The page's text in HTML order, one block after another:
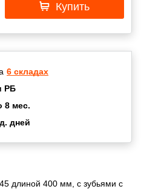
Купить
6 складах
РБ
8 мес.
дней
длиной 400 мм, с зубьями с